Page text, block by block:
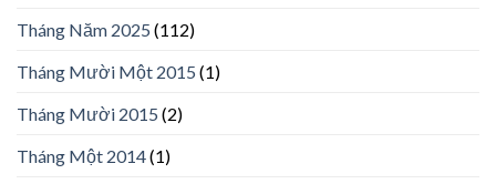
Tháng Năm 2025 (112)
Tháng Mười Một 2015 (1)
Tháng Mười 2015 (2)
Tháng Một 2014(1)